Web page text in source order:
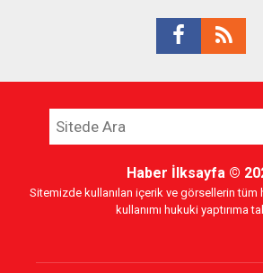
Haber İlksayfa©
Sitemizde kullanılan içerik ve görsellerin tüm
kullanımı hukuki yaptırıma